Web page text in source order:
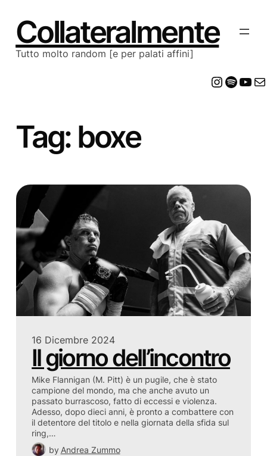
contenuto
Collateralmente
Tutto molto random [e per palati affini]
Tag: boxe
16 Dicembre 2024
Il giorno dell’incontro
Mike Flannigan (M. Pitt) è un pugile, che è stato
campione del mondo, ma che anche avuto un
passato burrascoso, fatto di eccessi e violenza.
Adesso, dopo dieci anni, è pronto a combattere con
il detentore del titolo e nella giornata della sfida sul
ring,…
by Andrea Zummo